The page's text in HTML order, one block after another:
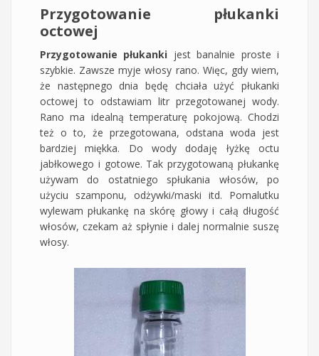
Przygotowanie płukanki
octowej
Przygotowanie płukanki jest banalnie proste i
szybkie. Zawsze myje włosy rano. Więc, gdy wiem,
że następnego dnia będę chciała użyć płukanki
octowej to odstawiam litr przegotowanej wody.
Rano ma idealną temperaturę pokojową. Chodzi
też o to, że przegotowana, odstana woda jest
bardziej miękka. Do wody dodaję łyżkę octu
jabłkowego i gotowe. Tak przygotowaną płukankę
używam do ostatniego spłukania włosów, po
użyciu szamponu, odżywki/maski itd. Pomalutku
wylewam płukankę na skórę głowy i całą długość
włosów, czekam aż spłynie i dalej normalnie suszę
włosy.